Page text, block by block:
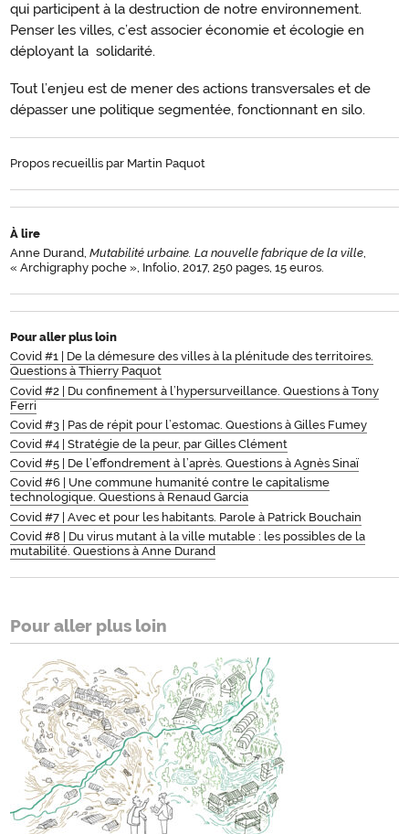
qui participent à la destruction de notre environnement.
Penser les villes, c’est associer économie et écologie en
déployant la solidarité.
Tout l’enjeu est de mener des actions transversales et de
dépasser une politique segmentée, fonctionnant en silo.
Propos recueillis par Martin Paquot
À lire
Anne Durand, Mutabilité urbaine. La nouvelle fabrique de la ville
« Archigraphy poche », Infolio, 2017, 250 pages, 15 euros.
Pour aller plus loin
Covid #1 | De la démesure des villes à la plénitude des territoires.
Questions à Thierry Paquot
Covid #2 | Du confinement à l’hypersurveillance. Questions à Tony
Ferri
Covid #3 | Pas de répit pour l’estomac. Questions à Gilles Fumey
Covid #4 | Stratégie de la peur, par Gilles Clément
Covid #5 | De l’effondrement à l’après. Questions à Agnès Sinaï
Covid #6 | Une commune humanité contre le capitalisme
technologique. Questions à Renaud Garcia
Covid #7 | Avec et pour les habitants. Parole à Patrick Bouchain
Covid #8 | Du virus mutant à la ville mutable : les possibles de la
mutabilité. Questions à Anne Durand
Pour aller plus loin